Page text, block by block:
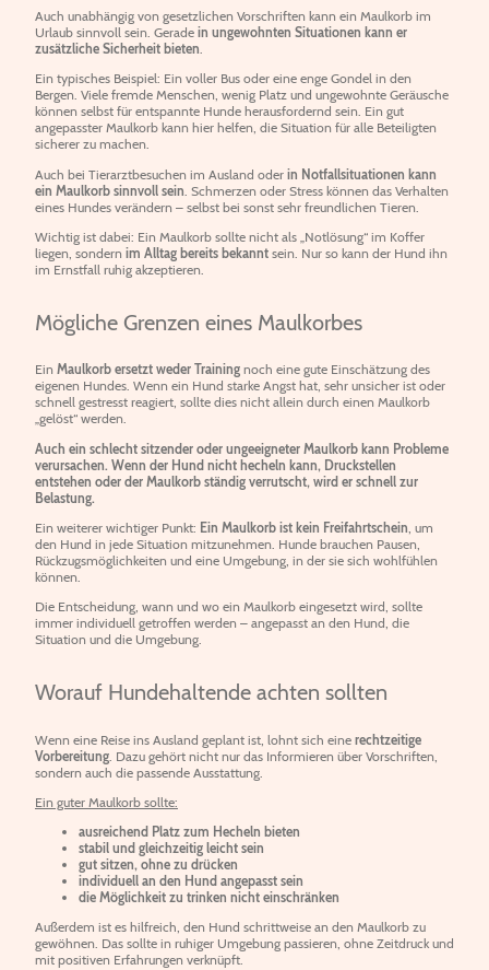
Auch unabhängig von gesetzlichen Vorschriften kann ein Maulkorb im
Urlaub sinnvoll sein. Gerade in ungewohnten Situationen kann er
zusätzliche Sicherheit bieten.
Ein typisches Beispiel: Ein voller Bus oder eine enge Gondel in den
Bergen. Viele fremde Menschen, wenig Platz und ungewohnte Geräusche
können selbst für entspannte Hunde herausfordernd sein. Ein gut
angepasster Maulkorb kann hier helfen, die Situation für alle Beteiligten
sicherer zu machen.
Auch bei Tierarztbesuchen im Ausland oder in Notfallsituationen kann
ein Maulkorb sinnvoll sein . Schmerzen oder Stress können das Verhalten
eines Hundes verändern – selbst bei sonst sehr freundlichen Tieren.
Wichtig ist dabei: Ein Maulkorb sollte nicht als „Notlösung“ im Koffer
liegen, sondern im Alltag bereits bekannt sein. Nur so kann der Hund ihn
im Ernstfall ruhig akzeptieren.
Mögliche Grenzen eines Maulkorbes
Ein Maulkorb ersetzt weder Training noch eine gute Einschätzung des
eigenen Hundes. Wenn ein Hund starke Angst hat, sehr unsicher ist oder
schnell gestresst reagiert, sollte dies nicht allein durch einen Maulkorb
„gelöst“ werden.
Auch ein schlecht sitzender oder ungeeigneter Maulkorb kann Probleme
verursachen. Wenn der Hund nicht hecheln kann, Druckstellen
entstehen oder der Maulkorb ständig verrutscht, wird er schnell zur
Belastung.
Ein weiterer wichtiger Punkt: Ein Maulkorb ist kein Freifahrtschein , um
den Hund in jede Situation mitzunehmen. Hunde brauchen Pausen,
Rückzugsmöglichkeiten und eine Umgebung, in der sie sich wohlfühlen
können.
Die Entscheidung, wann und wo ein Maulkorb eingesetzt wird, sollte
immer individuell getroffen werden – angepasst an den Hund, die
Situation und die Umgebung.
Worauf Hundehaltende achten sollten
Wenn eine Reise ins Ausland geplant ist, lohnt sich eine rechtzeitige
Vorbereitung . Dazu gehört nicht nur das Informieren über Vorschriften,
sondern auch die passende Ausstattung.
Ein guter Maulkorb sollte:
ausreichend Platz zum Hecheln bieten
stabil und gleichzeitig leicht sein
gut sitzen, ohne zu drücken
individuell an den Hund angepasst sein
die Möglichkeit zu trinken nicht einschränken
Außerdem ist es hilfreich, den Hund schrittweise an den Maulkorb zu
gewöhnen. Das sollte in ruhiger Umgebung passieren, ohne Zeitdruck und
mit positiven Erfahrungen verknüpft.